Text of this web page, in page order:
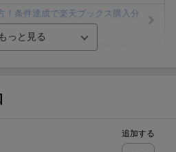
！条件達成で楽天ブックス購入分
購入で無料データSIM（3GB/月プ
追加する